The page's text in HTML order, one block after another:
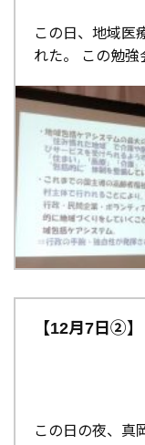
この日、地域医
れた。 この勉
【12月7日②】
この日の夜、真